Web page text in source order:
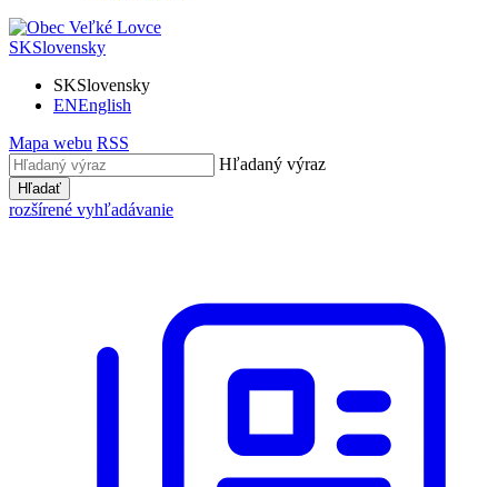
SKSlovensky
SKSlovensky
ENEnglish
Mapa webu RSS
Hľadaný výraz
Hľadať
rozšírené vyhľadávanie